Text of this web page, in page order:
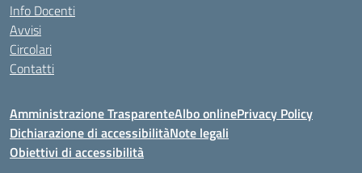
Info Docenti
Avvisi
Circolari
Contatti
Amministrazione TrasparenteAlbo onlinePrivacy Policy
Dichiarazione di accessibilitàNote legali
Obiettivi di accessibilità